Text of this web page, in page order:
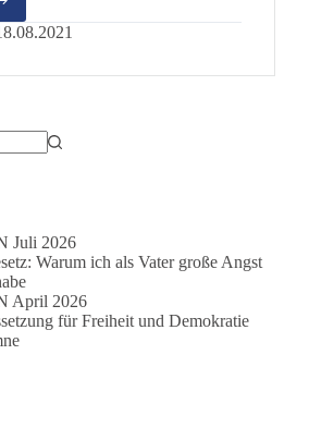
Juli 2026
Warum ich als Vater große Angst
April 2026
für Freiheit und Demokratie